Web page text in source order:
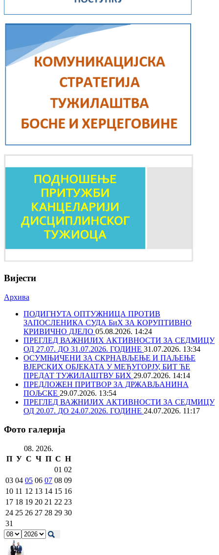
Вијести
Архива
ПОДИГНУТА ОПТУЖНИЦА ПРОТИВ
ЗАПОСЛЕНИКА СУДА БиХ ЗА КОРУПТИВНО
КРИВИЧНО ДЈЕЛО 05.08.2026. 14:24
ПРЕГЛЕД ВАЖНИЈИХ АКТИВНОСТИ ЗА СЕДМИЦУ
ОД 27.07. ДО 31.07.2026. ГОДИНЕ 31.07.2026. 13:34
ОСУМЊИЧЕНИ ЗА СКРНАВЉЕЊЕ И ПАЉЕЊЕ
ВЈЕРСКИХ ОБЈЕКАТА У МЕЂУГОРЈУ, БИТ ЋЕ
ПРЕДАТ ТУЖИЛАШТВУ БИХ 29.07.2026. 14:14
ПРЕДЛОЖЕН ПРИТВОР ЗА ДРЖАВЉАНИНА
ПОЉСКЕ 29.07.2026. 13:54
ПРЕГЛЕД ВАЖНИЈИХ АКТИВНОСТИ ЗА СЕДМИЦУ
ОД 20.07. ДО 24.07.2026. ГОДИНЕ 24.07.2026. 11:17
Фото галерија
08. 2026.
П У С Ч П С Н
01 02
03 04 05 06 07 08 09
10 11 12 13 14 15 16
17 18 19 20 21 22 23
24 25 26 27 28 29 30
31